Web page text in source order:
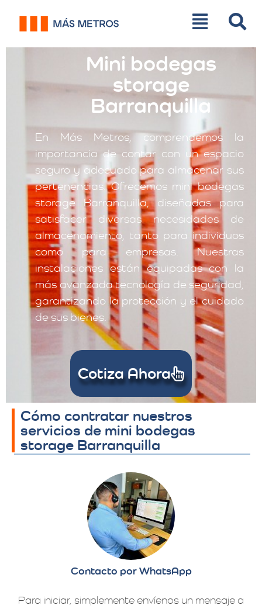
Mini bodegas
storage
Barranquilla
En Más Metros, comprendemos la
importancia de contar con un espacio
seguro y adecuado para almacenar sus
pertenencias. Ofrecemos mini bodegas
storage Barranquilla, diseñadas para
satisfacer diversas necesidades de
almacenamiento, tanto para individuos
como para empresas. Nuestras
instalaciones están equipadas con la
más avanzada tecnología de seguridad,
garantizando la protección y el cuidado
de sus bienes.
Cotiza Ahora
Cómo contratar nuestros
servicios de mini bodegas
storage Barranquilla
Contacto por WhatsApp
Para iniciar, simplemente envíenos un mensaje a